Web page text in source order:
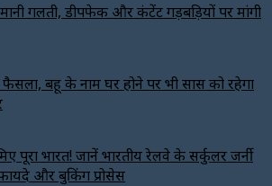
गलती, डीपफेक और कंटेंट गड़बड़ियों पर मांगी
फैसला, बहू के नाम घर होने पर भी सास को रहेगा
पूरा भारत! जानें भारतीय रेलवे के सर्कुलर जर्नी
और बुकिंग प्रोसेस